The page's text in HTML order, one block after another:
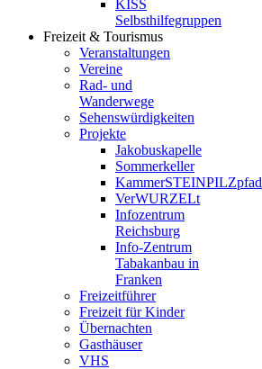
KISS
Selbsthilfegruppen
Freizeit & Tourismus
Veranstaltungen
Vereine
Rad- und
Wanderwege
Sehenswürdigkeiten
Projekte
Jakobuskapelle
Sommerkeller
KammerSTEINPILZpfad
VerWURZELt
Infozentrum
Reichsburg
Info-Zentrum
Tabakanbau in
Franken
Freizeitführer
Freizeit für Kinder
Übernachten
Gasthäuser
VHS